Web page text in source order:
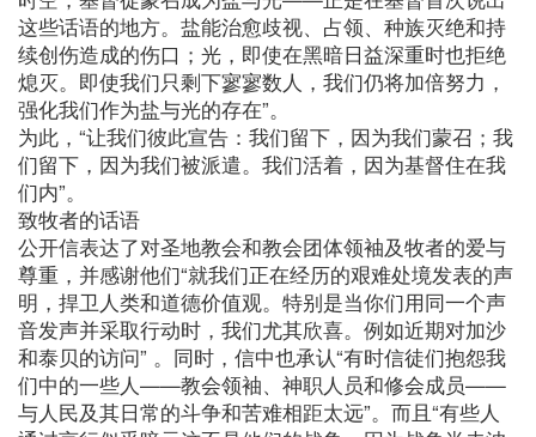
这些话语的地方。盐能治愈歧视、占领、种族灭绝和持
续创伤造成的伤口；光，即使在黑暗日益深重时也拒绝
熄灭。即使我们只剩下寥寥数人，我们仍将加倍努力，
强化我们作为盐与光的存在”。
为此，“让我们彼此宣告：我们留下，因为我们蒙召；我
们留下，因为我们被派遣。我们活着，因为基督住在我
们内”。
致牧者的话语
公开信表达了对圣地教会和教会团体领袖及牧者的爱与
尊重，并感谢他们“就我们正在经历的艰难处境发表的声
明，捍卫人类和道德价值观。特别是当你们用同一个声
音发声并采取行动时，我们尤其欣喜。例如近期对加沙
和泰贝的访问” 。同时，信中也承认“有时信徒们抱怨我
们中的一些人——教会领袖、神职人员和修会成员——
与人民及其日常的斗争和苦难相距太远”。而且“有些人